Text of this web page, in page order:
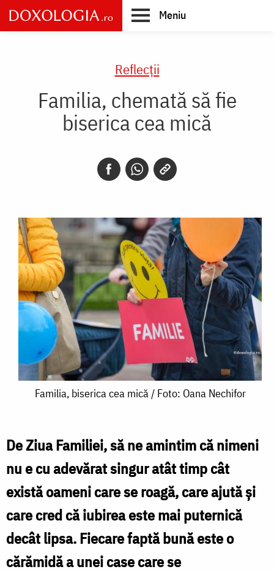
Skip
to
main
Meniu
Reflecții
Familia, chemată să fie
biserica cea mică
Familia,
mică
/
Foto:
Oana
Nechifor
Familia, biserica cea mică / Foto: Oana Nechifor
De Ziua Familiei, să ne amintim că nimeni
nu e cu adevărat singur atât timp cât
există oameni care se roagă, care ajută și
care cred că iubirea este mai puternică
decât lipsa. Fiecare faptă bună este o
cărămidă a unei case care se